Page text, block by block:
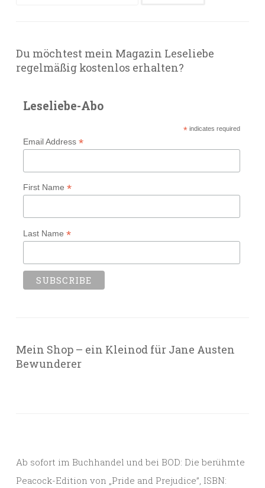
Du möchtest mein Magazin Leseliebe
regelmäßig kostenlos erhalten?
Leseliebe-Abo
*indicates required
Email Address *
First Name *
Last Name *
Mein Shop – ein Kleinod für Jane Austen
Bewunderer
Ab sofort im Buchhandel und bei BOD: Die berühmte
Peacock-Edition von „Pride and Prejudice”, ISBN: